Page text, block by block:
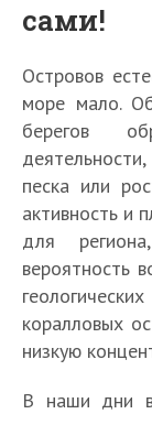
сами!
Островов
море мало.
берегов
песка или
активность и
для
вероятность
коралловых
низкую
В наши дни